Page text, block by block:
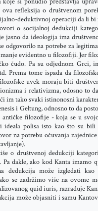
refleksija o društvenom
deduktivnoj operaciji da li bi
o socijalnoj dedukciji
jasno da ideologija ima
odgovorilo na potrebe za
evidentno u filozofiji. Jer
čudo. Pa su odjednom
Prema tome ispada da
uvek moraju biti
i relativizma, odosno to
im tako svaki istinonosni
i Geltung, odnosno to da
antičke filozofije - koja se u
ideala polisa isto kao što su
na potrebu očuvanja
o društvenoj dedukciji
Pa dakle, ako kod Kanta
dedukcija može izgledati
se zadržimo više na ovome
quid iuris, razrađuje
može objasniti i samu